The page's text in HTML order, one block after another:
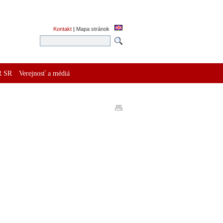
Kontakt | Mapa stránok
SR Verejnosť a médiá